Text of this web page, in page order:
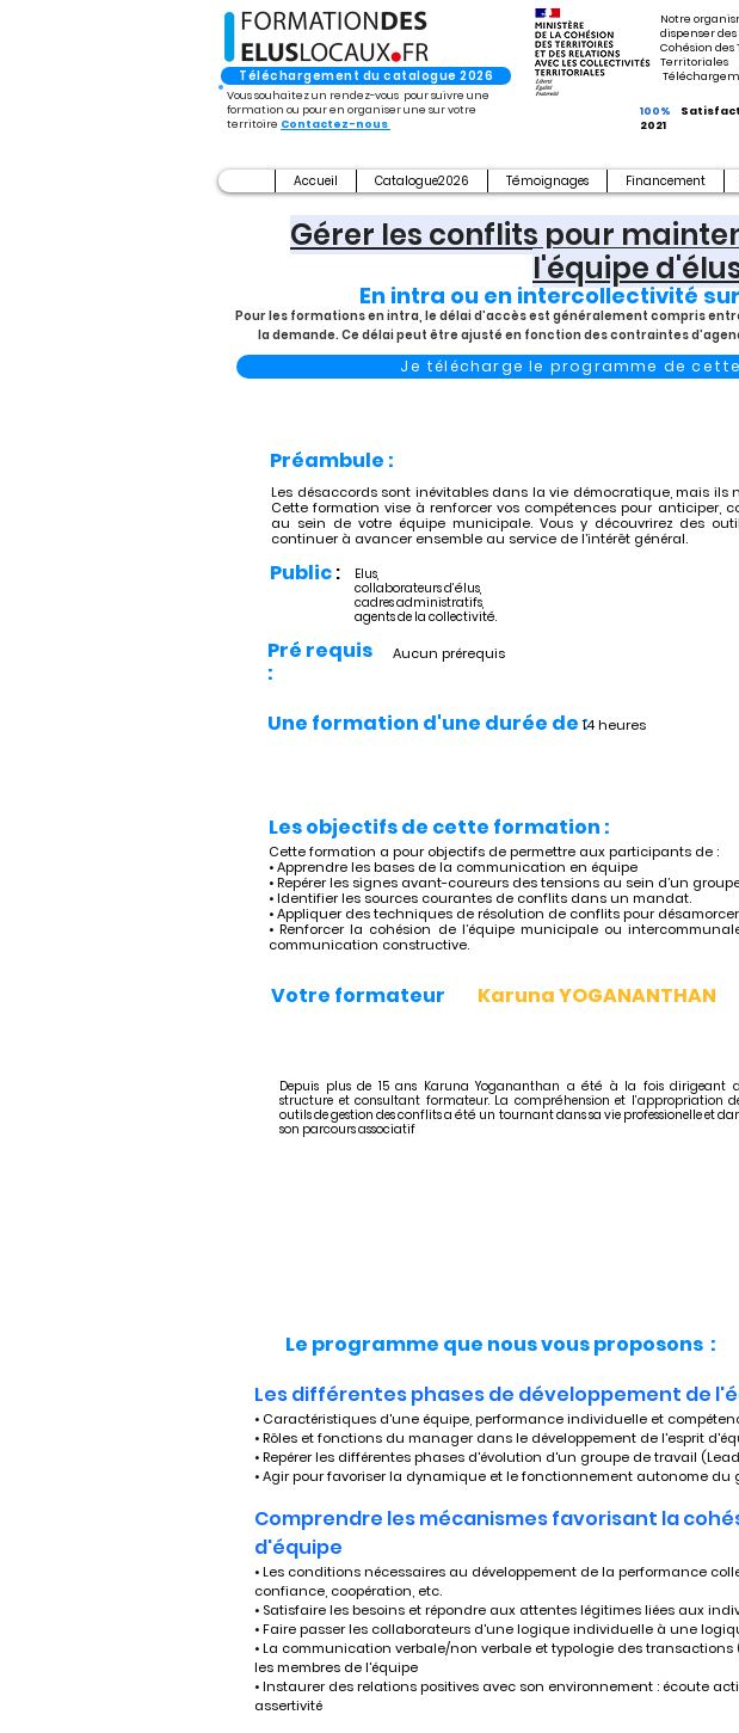
Téléchargement du catalogue 2026
Vous souhaitez un rendez-vous pour suivre une
formation ou pour en organiser une sur votre
territoire Contactez-nous
Notre
dispenser
Cohésion des
Territoriales
100%
2021
Accueil Catalogue2026 Témoignages Financement
Gérer les conflits pour
l'équipe
En intra ou en intercollectivité
Pour les formations en intra, le délai d’accès est généralement compris
la demande. Ce délai peut être ajusté en fonction des contraintes
Préambule :
Les désaccords sont inévitables dans la vie démocratique, mais
Cette formation vise à renforcer vos compétences pour anticiper,
au sein de votre équipe municipale. Vous y découvrirez des
continuer à avancer ensemble au service de l’intérêt général.
Public:
Elus,
collaborateurs d’élus,
cadres administratifs,
agents de la collectivité.
Pré requis
:
Aucun prérequis
Une formation d'une durée de :14 heures
Les objectifs de cette formation :
Cette formation a pour objectifs de permettre aux participants de :
• Apprendre les bases de la communication en équipe
• Repérer les signes avant-coureurs des tensions au sein d’un groupe
• Identifier les sources courantes de conflits dans un mandat.
• Appliquer des techniques de résolution de conflits pour
• Renforcer la cohésion de l’équipe municipale ou
communication constructive.
Votre formateur Karuna YOGANANTHAN
Depuis plus de 15 ans Karuna Yogananthan a été à la fois dirigeant
structure et consultant formateur. La compréhension et l’appropriation
outils de gestion des conflits a été un tournant dans sa vie professionelle et
son parcours associatif
Le programme que nous vous proposons :
Les différentes phases de développement de
• Caractéristiques d'une équipe, performance individuelle et
• Rôles et fonctions du manager dans le développement de l'esprit
• Repérer les différentes phases d'évolution d'un groupe de travail
• Agir pour favoriser la dynamique et le fonctionnement autonome du
Comprendre les mécanismes favorisant la
d'équipe
• Les conditions nécessaires au développement de la performance
confiance, coopération, etc.
• Satisfaire les besoins et répondre aux attentes légitimes liées aux
• Faire passer les collaborateurs d'une logique individuelle à une
• La communication verbale/non verbale et typologie des
les membres de l'équipe
• Instaurer des relations positives avec son environnement : écoute
assertivité
Je télécharge le programme de